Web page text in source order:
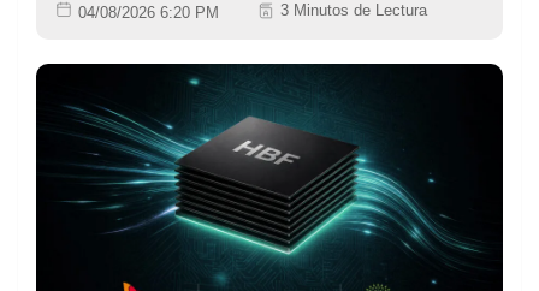
04/08/2026 6:20 PM 3 Minutos de Lectura